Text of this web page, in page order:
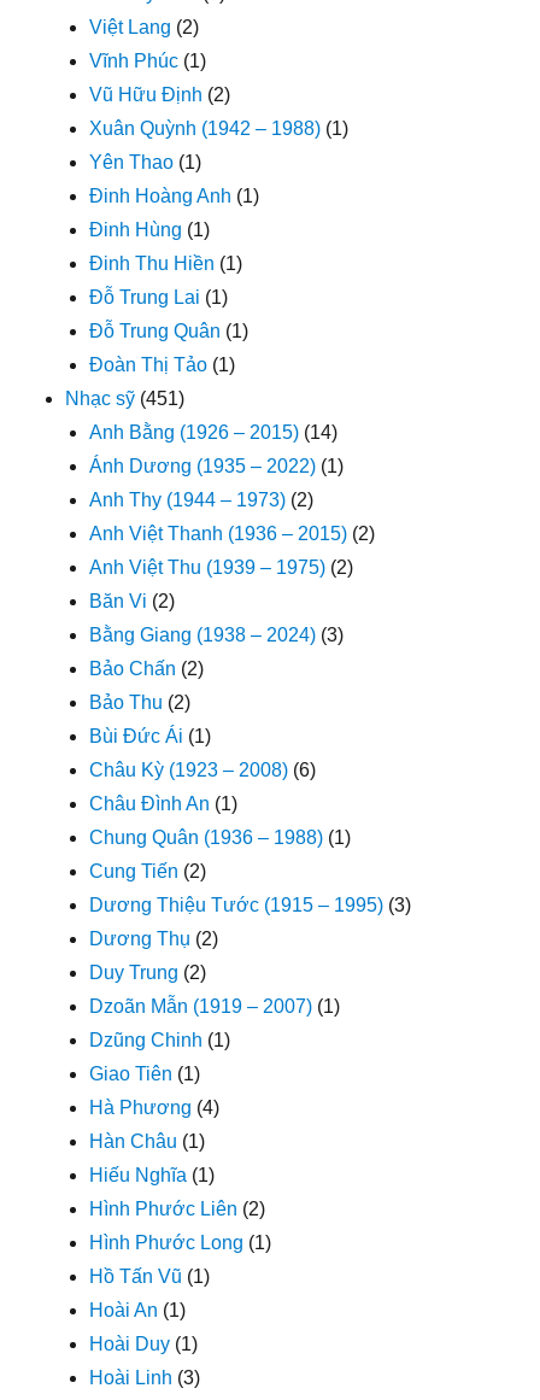
Việt Lang (2)
Vĩnh Phúc (1)
Vũ Hữu Định (2)
Xuân Quỳnh (1942 – 1988) (1)
Yên Thao (1)
Đinh Hoàng Anh (1)
Đinh Hùng (1)
Đinh Thu Hiền (1)
Đỗ Trung Lai (1)
Đỗ Trung Quân (1)
Đoàn Thị Tảo (1)
Nhạc sỹ (451)
Anh Bằng (1926 – 2015) (14)
Ánh Dương (1935 – 2022) (1)
Anh Thy (1944 – 1973) (2)
Anh Việt Thanh (1936 – 2015) (2)
Anh Việt Thu (1939 – 1975) (2)
Băn Vi (2)
Bằng Giang (1938 – 2024) (3)
Bảo Chấn (2)
Bảo Thu (2)
Bùi Đức Ái (1)
Châu Kỳ (1923 – 2008) (6)
Châu Đình An (1)
Chung Quân (1936 – 1988) (1)
Cung Tiến (2)
Dương Thiệu Tước (1915 – 1995) (3)
Dương Thụ (2)
Duy Trung (2)
Dzoãn Mẫn (1919 – 2007) (1)
Dzũng Chinh (1)
Giao Tiên (1)
Hà Phương (4)
Hàn Châu (1)
Hiếu Nghĩa (1)
Hình Phước Liên (2)
Hình Phước Long (1)
Hồ Tấn Vũ (1)
Hoài An (1)
Hoài Duy (1)
Hoài Linh (3)